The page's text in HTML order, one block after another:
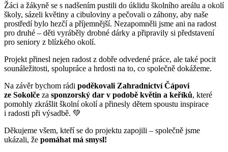
Žáci a žákyně se s nadšením pustili do úklidu školního areálu a okolí
školy, sázeli květiny a cibuloviny a pečovali o záhony, aby naše
prostředí bylo hezčí a příjemnější. Nezapomněli jsme ani na radost
pro druhé – děti vyráběly drobné dárky a připravily si představení
pro seniory z blízkého okolí.
Projekt přinesl nejen radost z dobře odvedené práce, ale také pocit
sounáležitosti, spolupráce a hrdosti na to, co společně dokážeme.
Na závěr bychom rádi poděkovali Zahradnictví Čápovi
ze Sokolče za sponzorský dar v podobě květin a keříků, které
pomohly zkrášlit školní okolí a přinesly dětem spoustu inspirace
i radosti při výsadbě. 💚
Děkujeme všem, kteří se do projektu zapojili – společně jsme
ukázali, že pomáhat má smysl!